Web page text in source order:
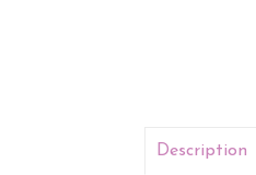
Description